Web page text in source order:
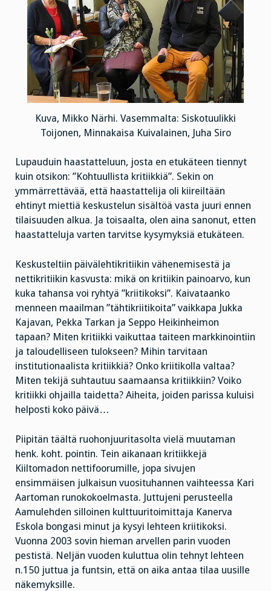
Kuva, Mikko Närhi. Vasemmalta: Siskotuulikki
Toijonen, Minnakaisa Kuivalainen, Juha Siro
Lupauduin haastatteluun, josta en etukäteen tiennyt
kuin otsikon: ”Kohtuullista kritiikkiä”. Sekin on
ymmärrettävää, että haastattelija oli kiireiltään
ehtinyt miettiä keskustelun sisältöä vasta juuri ennen
tilaisuuden alkua. Ja toisaalta, olen aina sanonut, etten
haastatteluja varten tarvitse kysymyksiä etukäteen.
Keskusteltiin päivälehtikritiikin vähenemisestä ja
nettikritiikin kasvusta: mikä on kritiikin painoarvo, kun
kuka tahansa voi ryhtyä ”kriitikoksi”. Kaivataanko
menneen maailman ”tähtikriitikoita” vaikkapa Jukka
Kajavan, Pekka Tarkan ja Seppo Heikinheimon
tapaan? Miten kritiikki vaikuttaa taiteen markkinointiin
ja taloudelliseen tulokseen? Mihin tarvitaan
institutionaalista kritiikkiä? Onko kriitikolla valtaa?
Miten tekijä suhtautuu saamaansa kritiikkiin? Voiko
kritiikki ohjailla taidetta? Aiheita, joiden parissa kuluisi
helposti koko päivä…
Piipitän täältä ruohonjuuritasolta vielä muutaman
henk. koht. pointin. Tein aikanaan kritiikkejä
Kiiltomadon nettifoorumille, jopa sivujen
ensimmäisen julkaisun vuosituhannen vaihteessa Kari
Aartoman runokokoelmasta. Juttujeni perusteella
Aamulehden silloinen kulttuuritoimittaja Kanerva
Eskola bongasi minut ja kysyi lehteen kriitikoksi.
Vuonna 2003 sovin hieman arvellen parin vuoden
pestistä. Neljän vuoden kuluttua olin tehnyt lehteen
n.150 juttua ja funtsin, että on aika antaa tilaa uusille
näkemyksille.